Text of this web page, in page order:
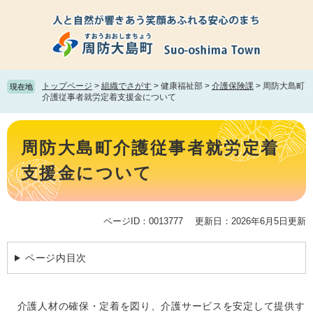
頭
で
飛
ば
て
現在地 トップページ > 組織でさがす > 健康福祉部 > 介護保険課 > 周防大島町
介護従事者就労定着支援金について
本
周防大島町介護従事者就労定着
支援金について
ページID：0013777 更新日：2026年6月5日更新
ページ内目次
介護人材の確保・定着を図り、介護サービスを安定して提供す